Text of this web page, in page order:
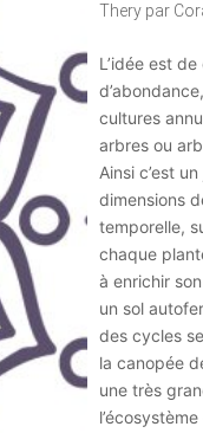
Thery par
L’idée est
cultures
arbres ou
Ainsi c’est
dimensions
temporelle,
chaque
à enrichir
un sol
des cycles
la canopée
une très